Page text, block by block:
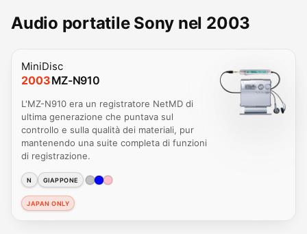
Audio portatile Sony nel 2003
MiniDisc
2003MZ-N910
L'MZ-N910 era un registratore NetMD di
ultima generazione che puntava sul
controllo e sulla qualità dei materiali, pur
mantenendo una suite completa di funzioni
di registrazione.
N GIAPPONE
JAPAN ONLY